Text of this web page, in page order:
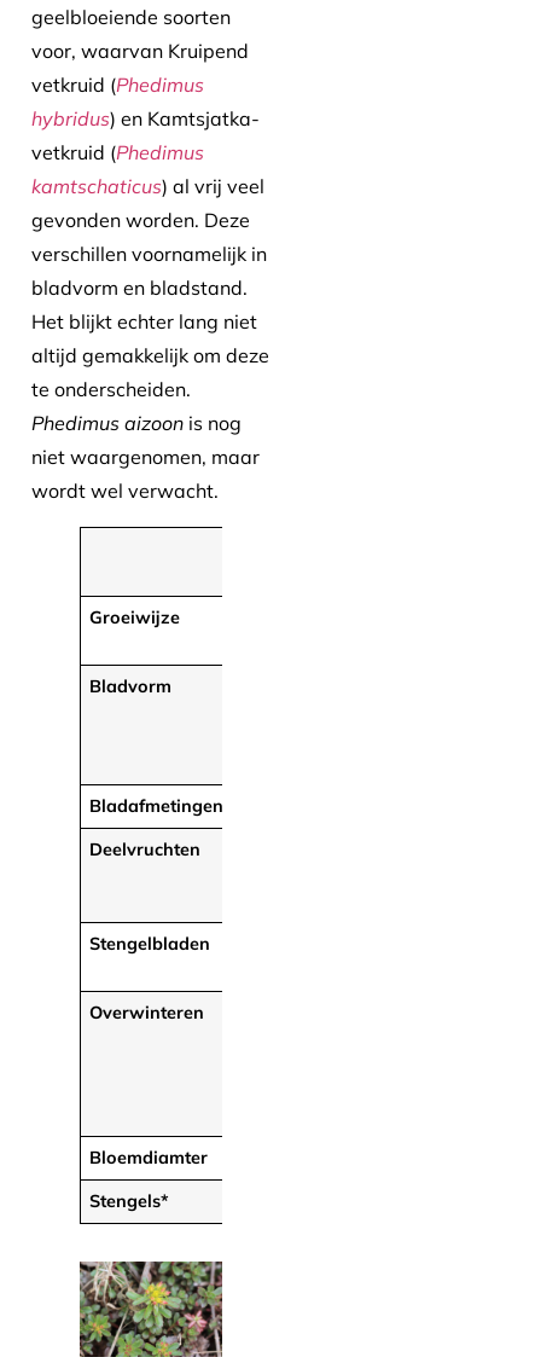
geelbloeiende soorten
voor, waarvan Kruipend
vetkruid (Phedimus
hybridus) en Kamtsjatka-
vetkruid (Phedimus
kamtschaticus) al vrij veel
gevonden worden. Deze
verschillen voornamelijk in
bladvorm en bladstand.
Het blijkt echter lang niet
altijd gemakkelijk om deze
te onderscheiden.
Phedimus aizoon is nog
niet waargenomen, maar
wordt wel verwacht.
Groeiwijze
Bladvorm
Bladafmetingen
Deelvruchten
Stengelbladen
Overwinteren
Bloemdiamter
Stengels*